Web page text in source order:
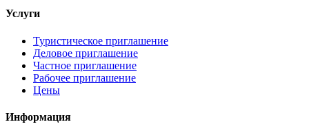
Услуги
Туристическое приглашение
Деловое приглашение
Частное приглашение
Рабочее приглашение
Цены
Информация